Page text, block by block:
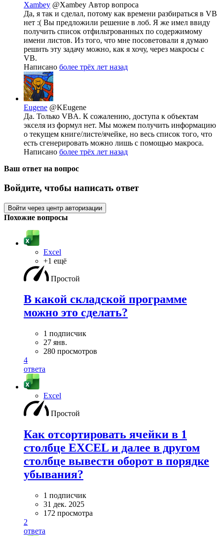
Xambey @Xambey Автор вопроса
Да, я так и сделал, потому как времени разбираться в VB
нет :( Вы предложили решение в лоб. Я же имел ввиду
получить список отфильтрованных по содержимому
имени листов. Из того, что мне посоветовали я думаю
решить эту задачу можно, как я хочу, через макросы с
VB.
Написано более трёх лет назад
Eugene @KEugene
Да. Только VBA. К сожалению, доступа к объектам
экселя из формул нет. Мы можем получить информацию
о текущем книге/листе/ячейке, но весь список того, что
есть сгенерировать можно лишь с помощью макроса.
Написано более трёх лет назад
Ваш ответ на вопрос
Войдите, чтобы написать ответ
Войти через центр авторизации
Похожие вопросы
Excel
+1 ещё
Простой
В какой складской программе
можно это сделать?
1 подписчик
27 янв.
280 просмотров
4
ответа
Excel
Простой
Как отсортировать ячейки в 1
столбце EXCEL и далее в другом
столбце вывести оборот в порядке
убывания?
1 подписчик
31 дек. 2025
172 просмотра
2
ответа